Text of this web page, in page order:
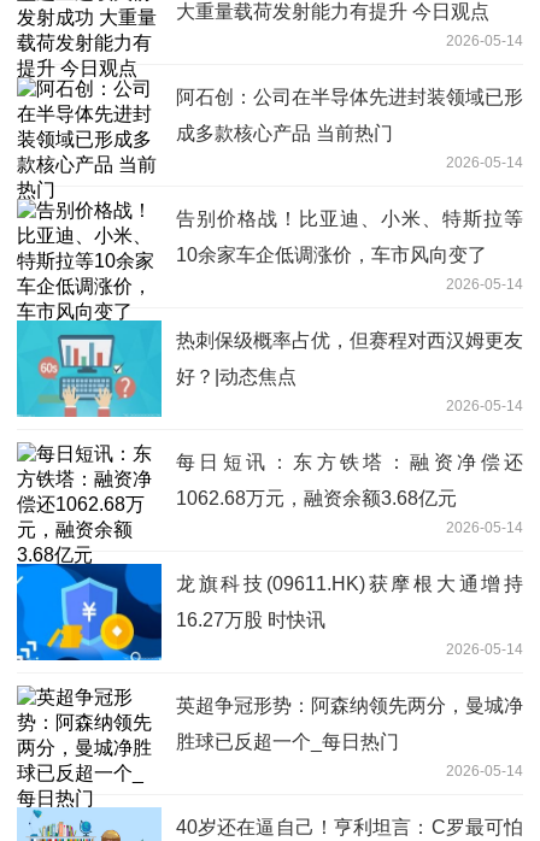
大重量载荷发射能力有提升 今日观点
2026-05-14
阿石创：公司在半导体先进封装领域已形
成多款核心产品 当前热门
2026-05-14
告别价格战！比亚迪、小米、特斯拉等
10余家车企低调涨价，车市风向变了
2026-05-14
热刺保级概率占优，但赛程对西汉姆更友
好？|动态焦点
2026-05-14
每日短讯：东方铁塔：融资净偿还
1062.68万元，融资余额3.68亿元
2026-05-14
龙旗科技(09611.HK)获摩根大通增持
16.27万股 时快讯
2026-05-14
英超争冠形势：阿森纳领先两分，曼城净
胜球已反超一个_每日热门
2026-05-14
40岁还在逼自己！亨利坦言：C罗最可怕